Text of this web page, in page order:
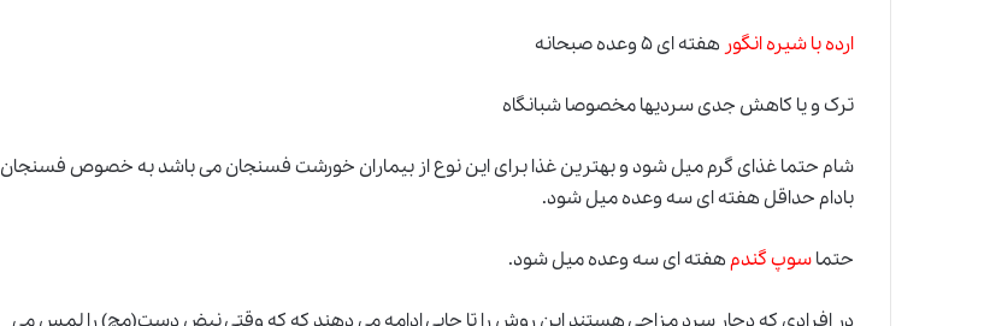
ارده با شیره انگور هفته ای ۵ وعده صبحانه
ترک و یا کاهش جدی سردیها مخصوصا شبانگاه
شام حتما غذای گرم میل شود و بهترین غذا برای این نوع از بیماران خورشت فسنجان می باشد به خصوص فسنجان
بادام حداقل هفته ای سه وعده میل شود.
حتماسوپ گندمهفته ای سه وعده میل شود.